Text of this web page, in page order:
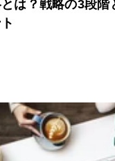
は？戦略の3段階